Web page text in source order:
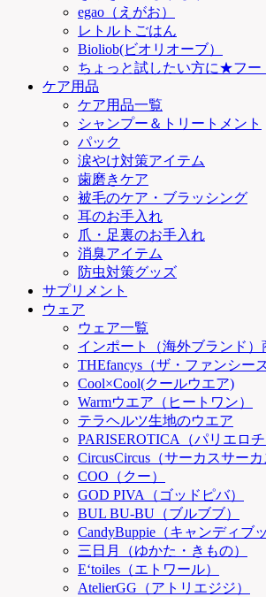
egao（えがお）
レトルトごはん
Bioliob(ビオリオーブ）
ちょっと試したい方に★フー
ケア用品
ケア用品一覧
シャンプー＆トリートメント
パック
涙やけ対策アイテム
歯磨きケア
被毛のケア・ブラッシング
耳のお手入れ
爪・足裏のお手入れ
消臭アイテム
防虫対策グッズ
サプリメント
ウェア
ウェア一覧
インポート（海外ブランド）
THEfancys（ザ・ファンシー
Cool×Cool(クールウエア)
Warmウエア（ヒートワン）
テラヘルツ生地のウエア
PARISEROTICA（パリエロチ
CircusCircus（サーカスサーカ
COO（クー）
GOD PIVA（ゴッドピバ）
BUL BU-BU（ブルブブ）
CandyBuppie（キャンディブ
三日月（ゆかた・きもの）
E‘toiles（エトワール）
AtelierGG（アトリエジジ）